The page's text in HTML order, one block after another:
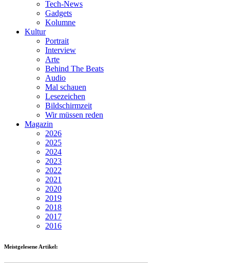
Tech-News
Gadgets
Kolumne
Kultur
Portrait
Interview
Arte
Behind The Beats
Audio
Mal schauen
Lesezeichen
Bildschirmzeit
Wir müssen reden
Magazin
2026
2025
2024
2023
2022
2021
2020
2019
2018
2017
2016
Meistgelesene Artikel: